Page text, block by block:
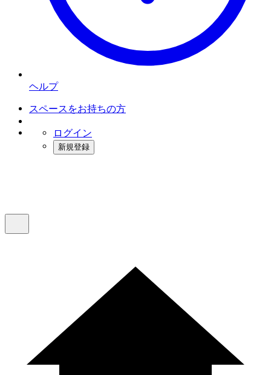
ヘルプ
スペースをお持ちの方
ログイン
新規登録